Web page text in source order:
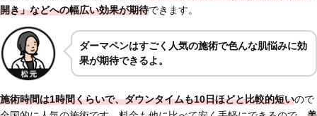
開き」などへの幅広い効果が期待できます。
ダーマペンはすごく人気の施術で色んな肌悩みに効
果が期待できるよ。
施術時間は1時間くらいで、ダウンタイムも10日ほどと比較的短いので